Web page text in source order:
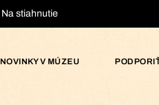
Na stiahnutie
NOVINKY V MÚZEU